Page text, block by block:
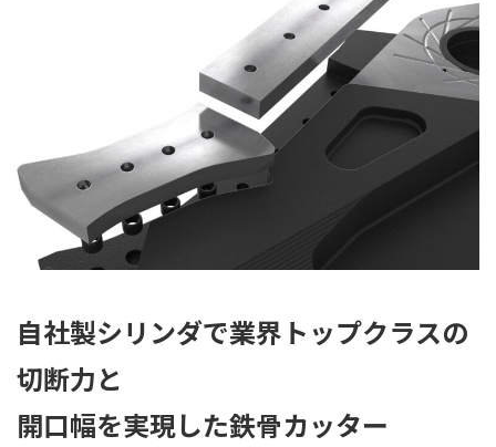
自社製シリンダで業界トップクラスの
切断力と
開口幅を実現した鉄骨カッター